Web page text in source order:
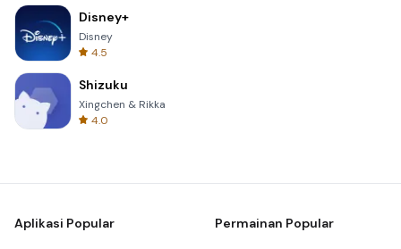
Disney+
Disney
4.5
Shizuku
Xingchen & Rikka
4.0
Aplikasi Popular Permainan Popular